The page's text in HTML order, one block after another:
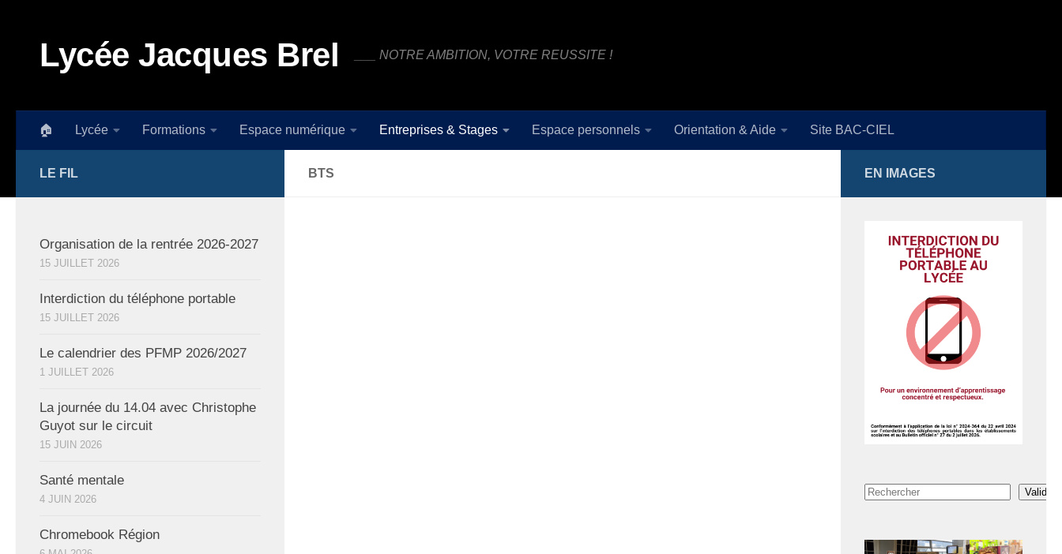
Lycée Jacques Brel ___ NOTRE AMBITION, VOTRE REUSSITE !
🏠 Lycée Formations Espace numérique Entreprises & Stages Espace personnels Orientation & Aide Site BAC-CIEL
BTS
LE FIL
Organisation de la rentrée 2026-2027
15 JUILLET 2026
Interdiction du téléphone portable
15 JUILLET 2026
Le calendrier des PFMP 2026/2027
1 JUILLET 2026
La journée du 14.04 avec Christophe
Guyot sur le circuit
15 JUIN 2026
Santé mentale
4 JUIN 2026
Chromebook Région
EN IMAGES
Rechercher Valider